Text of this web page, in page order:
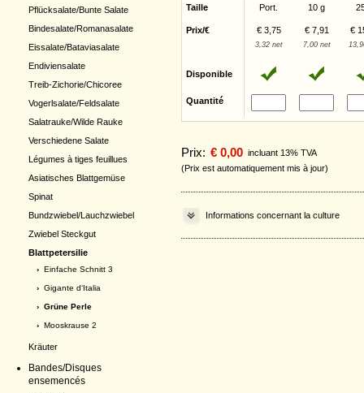
Pflücksalate/Bunte Salate
Bindesalate/Romanasalate
Eissalate/Bataviasalate
Endiviensalate
Treib-Zichorie/Chicoree
Vogerlsalate/Feldsalate
Salatrauke/Wilde Rauke
Verschiedene Salate
Légumes à tiges feuillues
Asiatisches Blattgemüse
Spinat
Bundzwiebel/Lauchzwiebel
Zwiebel Steckgut
Blattpetersilie
› Einfache Schnitt 3
› Gigante d‘Italia
› Grüne Perle
› Mooskrause 2
Kräuter
Bandes/Disques
ensemencés
Taille Port. 10 g
Prix/€ € 3,75 € 7,91 €
3,32 net 7,00 net
Disponible
Quantité
Prix: € 0,00 incluant 13% TVA
(Prix est automatiquement mis à jour)
Informations concernant la culture